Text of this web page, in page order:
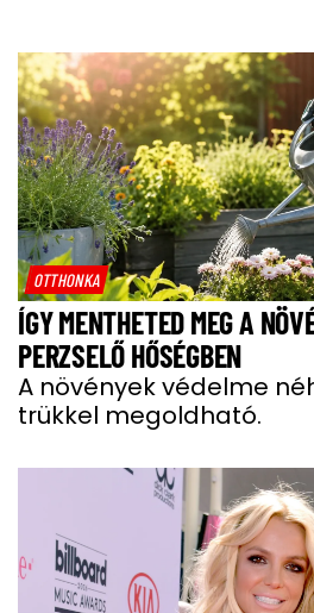
OTTHONKA
ÍGY MENTHETED MEG A
PERZSELŐ HŐSÉGBEN
A növények védelme
trükkel megoldható.